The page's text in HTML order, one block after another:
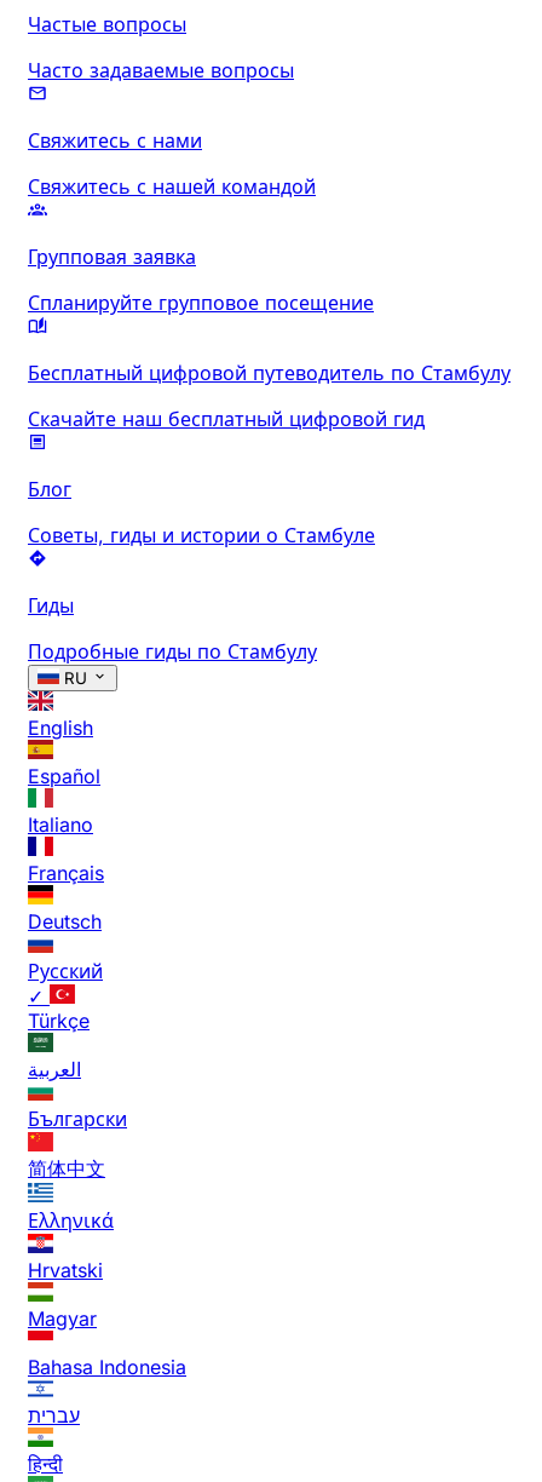
Частые вопросы
Часто задаваемые вопросы
Свяжитесь с нами
Свяжитесь с нашей командой
Групповая заявка
Спланируйте групповое посещение
Бесплатный цифровой путеводитель по Стамбулу
Скачайте наш бесплатный цифровой гид
Блог
Советы, гиды и истории о Стамбуле
Гиды
Подробные гиды по Стамбулу
RU
English
Español
Italiano
Français
Deutsch
Русский
✓
Türkçe
العربية
Български
简体中文
Ελληνικά
Hrvatski
Magyar
Bahasa Indonesia
עברית
हिन्दी